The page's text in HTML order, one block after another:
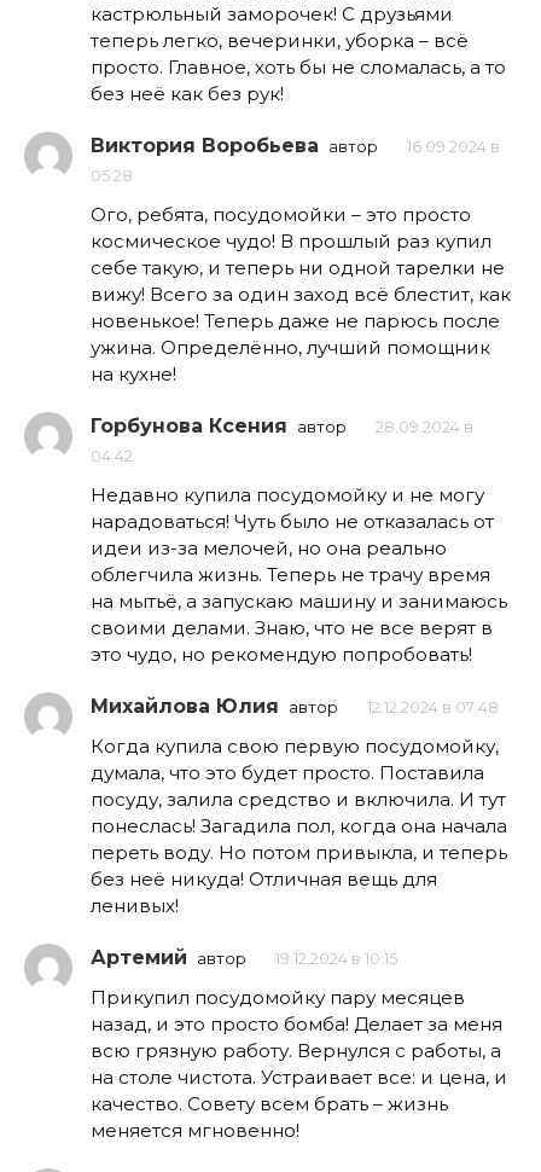
кастрюльный заморочек! С друзьями
теперь легко, вечеринки, уборка – всё
просто. Главное, хоть бы не сломалась, а то
без неё как без рук!
Виктория Воробьева автор
16.09.2024 в
05:28
Ого, ребята, посудомойки – это просто
космическое чудо! В прошлый раз купил
себе такую, и теперь ни одной тарелки не
вижу! Всего за один заход всё блестит, как
новенькое! Теперь даже не парюсь после
ужина. Определённо, лучший помощник
на кухне!
Горбунова Ксения автор
28.09.2024 в
04:42
Недавно купила посудомойку и не могу
нарадоваться! Чуть было не отказалась от
идеи из-за мелочей, но она реально
облегчила жизнь. Теперь не трачу время
на мытьё, а запускаю машину и занимаюсь
своими делами. Знаю, что не все верят в
это чудо, но рекомендую попробовать!
Михайлова Юлия автор 12.12.2024 в 07:48
Когда купила свою первую посудомойку,
думала, что это будет просто. Поставила
посуду, залила средство и включила. И тут
понеслась! Загадила пол, когда она начала
переть воду. Но потом привыкла, и теперь
без неё никуда! Отличная вещь для
ленивых!
Артемий автор 19.12.2024 в 10:15
Прикупил посудомойку пару месяцев
назад, и это просто бомба! Делает за меня
всю грязную работу. Вернулся с работы, а
на столе чистота. Устраивает все: и цена, и
качество. Совету всем брать – жизнь
меняется мгновенно!